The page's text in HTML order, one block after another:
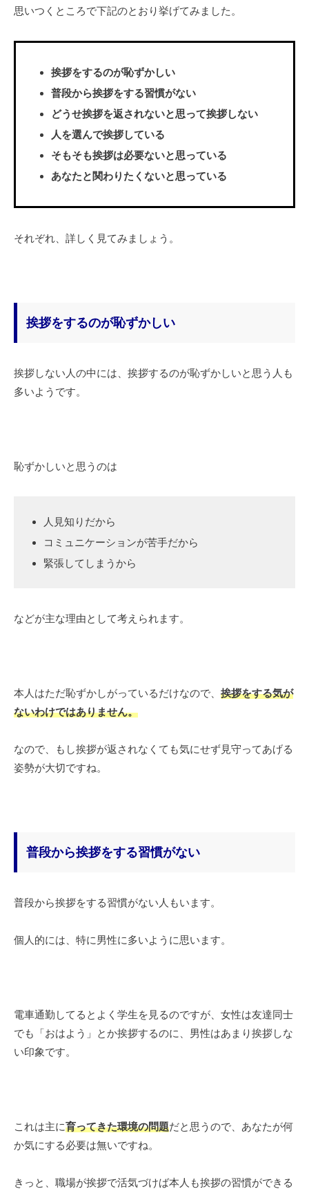
思いつくところで下記のとおり挙げてみました。
挨拶をするのが恥ずかしい
普段から挨拶をする習慣がない
どうせ挨拶を返されないと思って挨拶しない
人を選んで挨拶している
そもそも挨拶は必要ないと思っている
あなたと関わりたくないと思っている
それぞれ、詳しく見てみましょう。
挨拶をするのが恥ずかしい
挨拶しない人の中には、挨拶するのが恥ずかしいと思う人も
多いようです。
恥ずかしいと思うのは
人見知りだから
コミュニケーションが苦手だから
緊張してしまうから
などが主な理由として考えられます。
本人はただ恥ずかしがっているだけなので、挨拶をする気が
ないわけではありません。
なので、もし挨拶が返されなくても気にせず見守ってあげる
姿勢が大切ですね。
普段から挨拶をする習慣がない
普段から挨拶をする習慣がない人もいます。
個人的には、特に男性に多いように思います。
電車通勤してるとよく学生を見るのですが、女性は友達同士
でも「おはよう」とか挨拶するのに、男性はあまり挨拶しな
い印象です。
これは主に育ってきた環境の問題だと思うので、あなたが何
か気にする必要は無いですね。
きっと、職場が挨拶で活気づけば本人も挨拶の習慣ができる